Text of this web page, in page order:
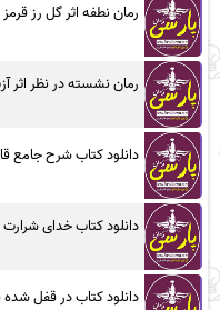
رمان نطفه اثر گل رز قرمز
رمان نشسته در نظر اثر
دانلود کتاب شرح جامع
دانلود کتاب خدای
دانلود کتاب در قفل